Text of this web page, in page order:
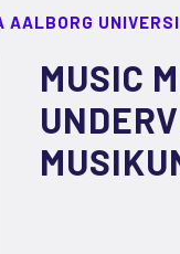
AALBORG
MUSIC